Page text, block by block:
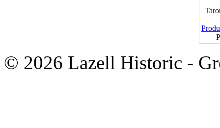
© 2026 Lazell Historic -